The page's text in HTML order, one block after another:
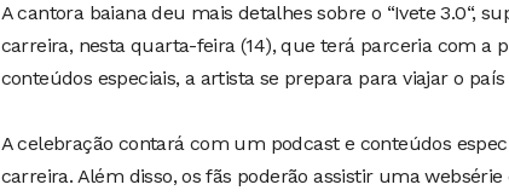
A cantora baiana deu mais detalhes sobre o “Ivete 3.0“,
carreira, nesta quarta-feira (14), que terá parceria com a
conteúdos especiais, a artista se prepara para viajar o
A celebração contará com um podcast e conteúdos
carreira. Além disso, os fãs poderão assistir uma